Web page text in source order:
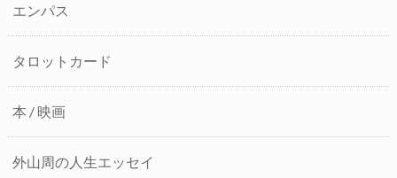
エンパス
タロットカード
本 / 映画
外山周の人生エッセイ